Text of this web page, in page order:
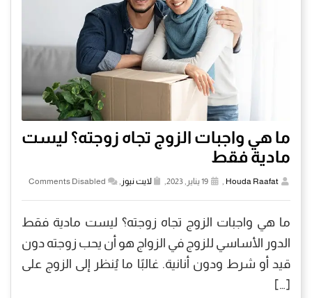
ما هي واجبات الزوج تجاه زوجته؟ ليست
مادية فقط
Houda Raafat لايت نيوز Comments Disabled
ما هي واجبات الزوج تجاه زوجته؟ ليست مادية فقط
الدور الأساسي للزوج في الزواج هو أن يحب زوجته دون
قيد أو شرط ودون أنانية. غالبًا ما يُنظر إلى الزوج على
[…]